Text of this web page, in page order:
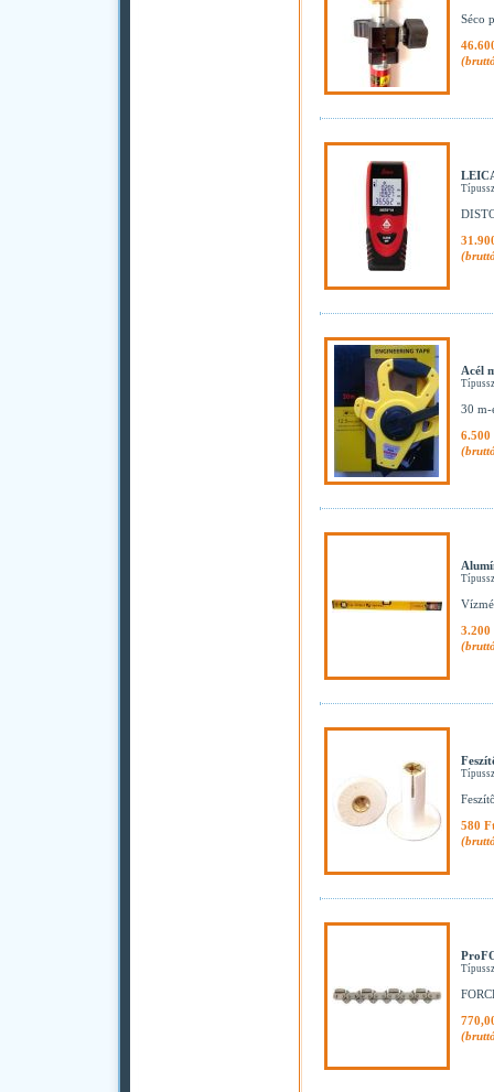
Séco
Acél
30 m-
580